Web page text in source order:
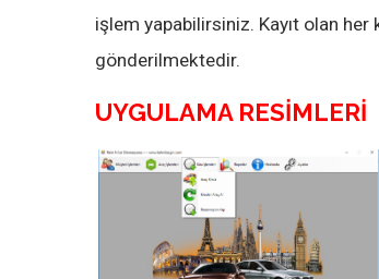
işlem yapabilirsiniz. Kayıt olan
gönderilmektedir.
UYGULAMA RESİMLERİ